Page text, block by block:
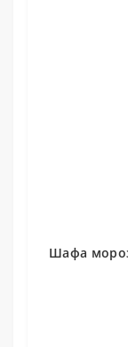
Шафа